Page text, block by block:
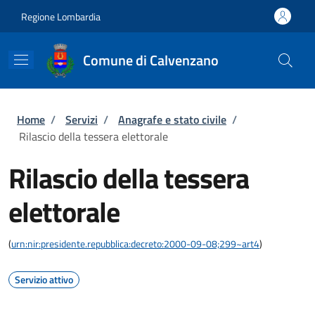
Regione Lombardia
Comune di Calvenzano
Briciole di pane
Home / Servizi / Anagrafe e stato civile /
Rilascio della tessera elettorale
Rilascio della tessera
elettorale
(urn:nir:presidente.repubblica:decreto:2000-09-08;299~art4)
Servizio attivo